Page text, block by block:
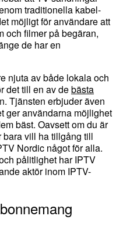
traditionella kabel-
möjligt för användare att
och filmer på begäran,
de har en
njuta av både lokala och
det till en av debästa
Tjänsten erbjuder även
ger användarna möjlighet
bäst. Oavsett om du är
bara vill ha tillgång till
Nordic något för alla.
pålitlighet har IPTV
aktör inom IPTV-